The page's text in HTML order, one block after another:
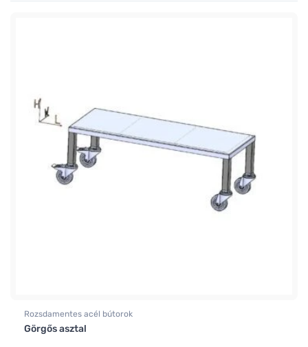
Rozsdamentes acél bútorok
Görgős asztal